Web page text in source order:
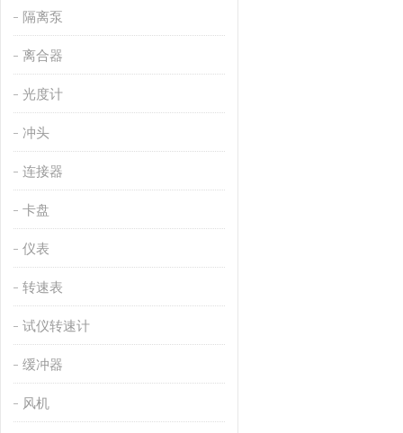
隔离泵
离合器
光度计
冲头
连接器
卡盘
仪表
转速表
试仪转速计
缓冲器
风机